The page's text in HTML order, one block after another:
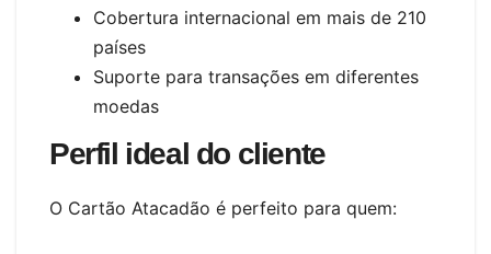
Cobertura internacional em mais de 210
países
Suporte para transações em diferentes
moedas
Perfil ideal do cliente
O Cartão Atacadão é perfeito para quem: